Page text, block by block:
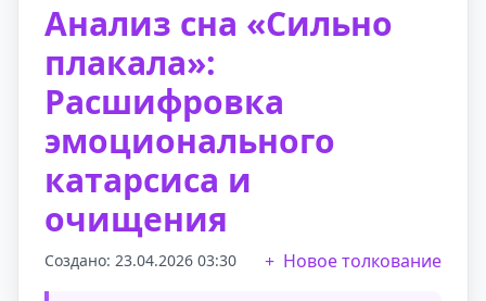
Анализ сна «Сильно
плакала»:
Расшифровка
эмоционального
катарсиса и
очищения
Создано: 23.04.2026 03:30 Новое толкование